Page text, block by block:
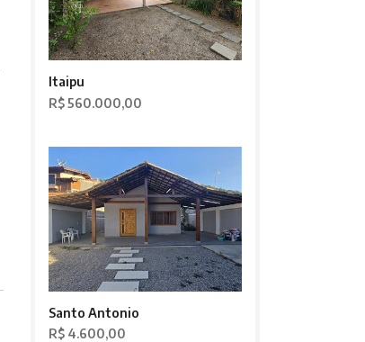
Itaipu
R$ 560.000,00
Santo Antonio
R$ 4.600,00